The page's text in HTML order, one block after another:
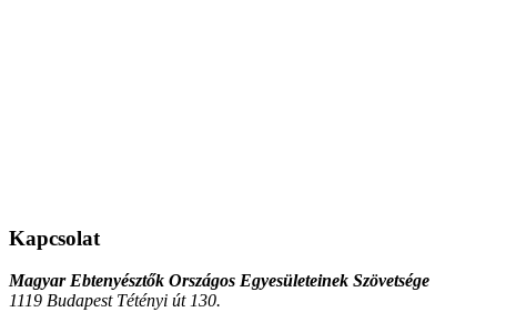
Kapcsolat
Magyar Ebtenyésztők Országos Egyesületeinek Szövetsége
1119 Budapest Tétényi út 130.